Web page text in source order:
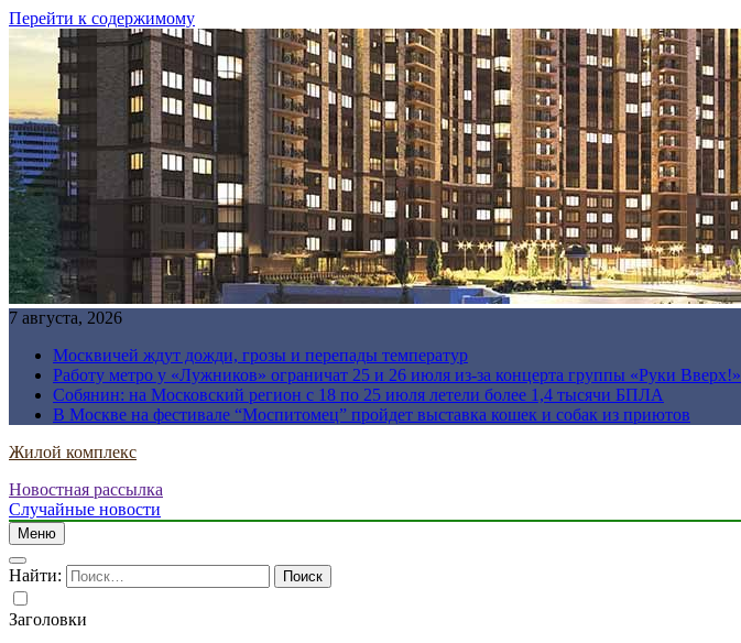
Перейти к содержимому
7 августа, 2026
Москвичей ждут дожди, грозы и перепады температур
Работу метро у «Лужников» ограничат 25 и 26 июля из-за концерта группы «Руки Вверх!»
Собянин: на Московский регион с 18 по 25 июля летели более 1,4 тысячи БПЛА
В Москве на фестивале “Моспитомец” пройдет выставка кошек и собак из приютов
Жилой комплекс
Новостная рассылка
Случайные новости
Меню
Найти:
Заголовки